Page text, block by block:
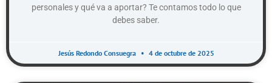
personales y qué va a aportar? Te contamos todo lo que
debes saber.
Jesús Redondo Consuegra 4 de octubre de 2025